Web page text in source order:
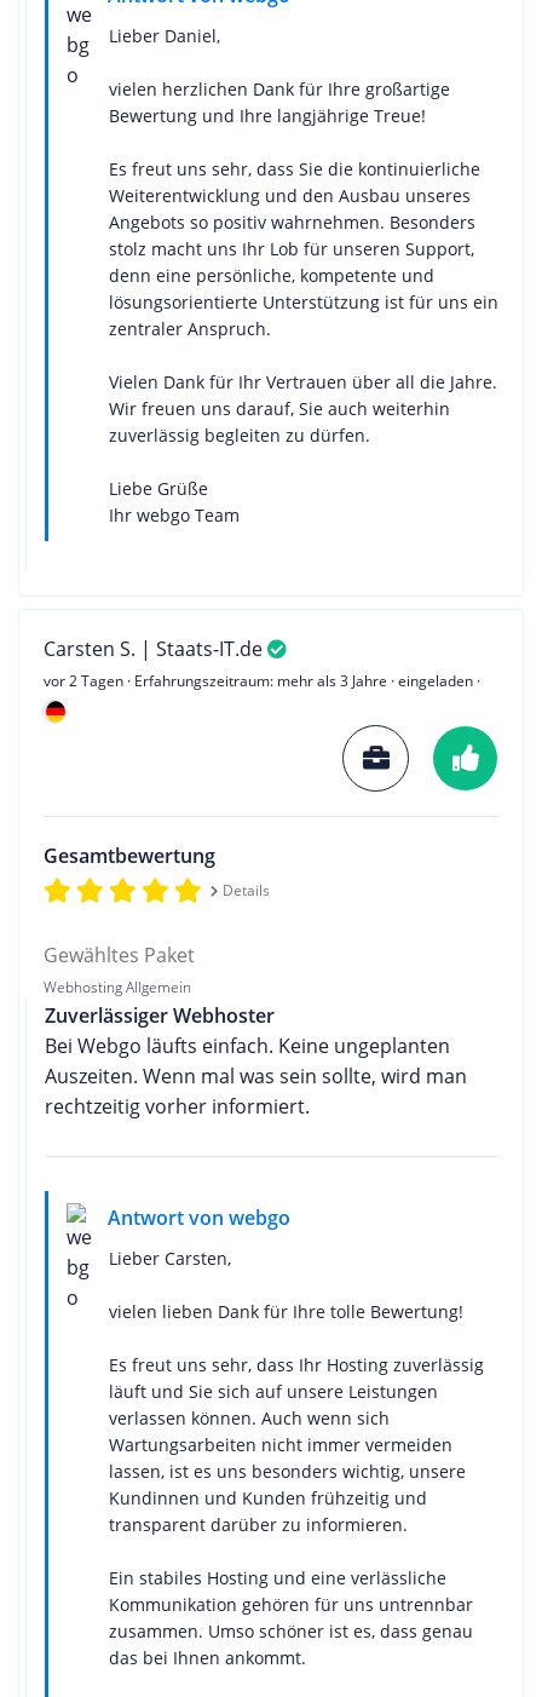
Lieber Daniel,
vielen herzlichen Dank für Ihre großartige
Bewertung und Ihre langjährige Treue!
Es freut uns sehr, dass Sie die kontinuierliche
Weiterentwicklung und den Ausbau unseres
Angebots so positiv wahrnehmen. Besonders
stolz macht uns Ihr Lob für unseren Support,
denn eine persönliche, kompetente und
lösungsorientierte Unterstützung ist für uns ein
zentraler Anspruch.
Vielen Dank für Ihr Vertrauen über all die Jahre.
Wir freuen uns darauf, Sie auch weiterhin
zuverlässig begleiten zu dürfen.
Liebe Grüße
Ihr webgo Team
Carsten S. | Staats-IT.de
vor 2 Tagen · Erfahrungszeitraum: mehr als 3 Jahre · eingeladen ·
Gesamtbewertung
Details
Gewähltes Paket
Webhosting Allgemein
Zuverlässiger Webhoster
Bei Webgo läufts einfach. Keine ungeplanten
Auszeiten. Wenn mal was sein sollte, wird man
rechtzeitig vorher informiert.
Antwort von webgo
Lieber Carsten,
vielen lieben Dank für Ihre tolle Bewertung!
Es freut uns sehr, dass Ihr Hosting zuverlässig
läuft und Sie sich auf unsere Leistungen
verlassen können. Auch wenn sich
Wartungsarbeiten nicht immer vermeiden
lassen, ist es uns besonders wichtig, unsere
Kundinnen und Kunden frühzeitig und
transparent darüber zu informieren.
Ein stabiles Hosting und eine verlässliche
Kommunikation gehören für uns untrennbar
zusammen. Umso schöner ist es, dass genau
das bei Ihnen ankommt.